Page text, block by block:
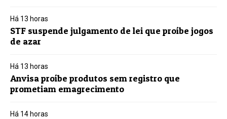
Há 13 horas
STF suspende julgamento de lei que proíbe jogos
de azar
Há 13 horas
Anvisa proíbe produtos sem registro que
prometiam emagrecimento
Há 14 horas